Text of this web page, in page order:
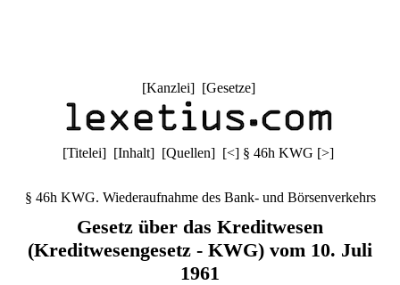
[Kanzlei] [Gesetze]
[Titelei] [Inhalt] [Quellen] [<] § 46h KWG [>]
§ 46h KWG. Wiederaufnahme des Bank- und Börsenverkehrs
Gesetz über das Kreditwesen
(Kreditwesengesetz - KWG) vom 10. Juli
1961